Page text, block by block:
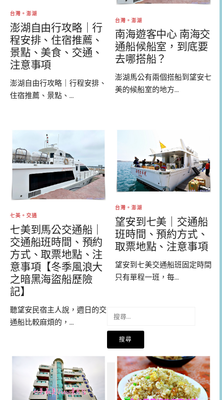
台灣。澎湖
澎湖自由行攻略｜行
程安排、住宿推薦、
景點、美食、交通、
注意事項
澎湖自由行攻略｜行程安排、
住宿推薦、景點、...
台灣。澎湖
南海遊客中心 南海交
通船候船室，到底要
去哪搭船？
澎湖馬公有兩個搭船到望安七
美的候船室的地方...
七美。交通
七美到馬公交通船｜
交通船班時間、預約
方式、取票地點、注
意事項【冬季風浪大
之暗黑海盜船歷險
記】
聽望安民宿主人說，週日的交
通船比較麻煩的，...
台灣。澎湖
望安到七美｜交通船
班時間、預約方式、
取票地點、注意事項
望安到七美交通船班固定時間
只有單程一班，每...
搜
關